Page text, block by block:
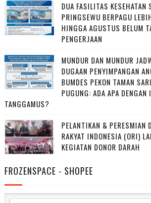
DUA FASILITAS
PRINGSEWU BERPAGU
HINGGA AGUSTUS BELUM
PENGERJAAN
MUNDUR DAN MUNDUR
DUGAAN PENYIMPANGAN
BUMDES PEKON TAMAN
PUGUNG: ADA APA DENGAN
TANGGAMUS?
PELANTIKAN & PERESMIAN
RAKYAT INDONESIA (ORI)
KEGIATAN DONOR DARAH
FROZENSPACE - SHOPEE